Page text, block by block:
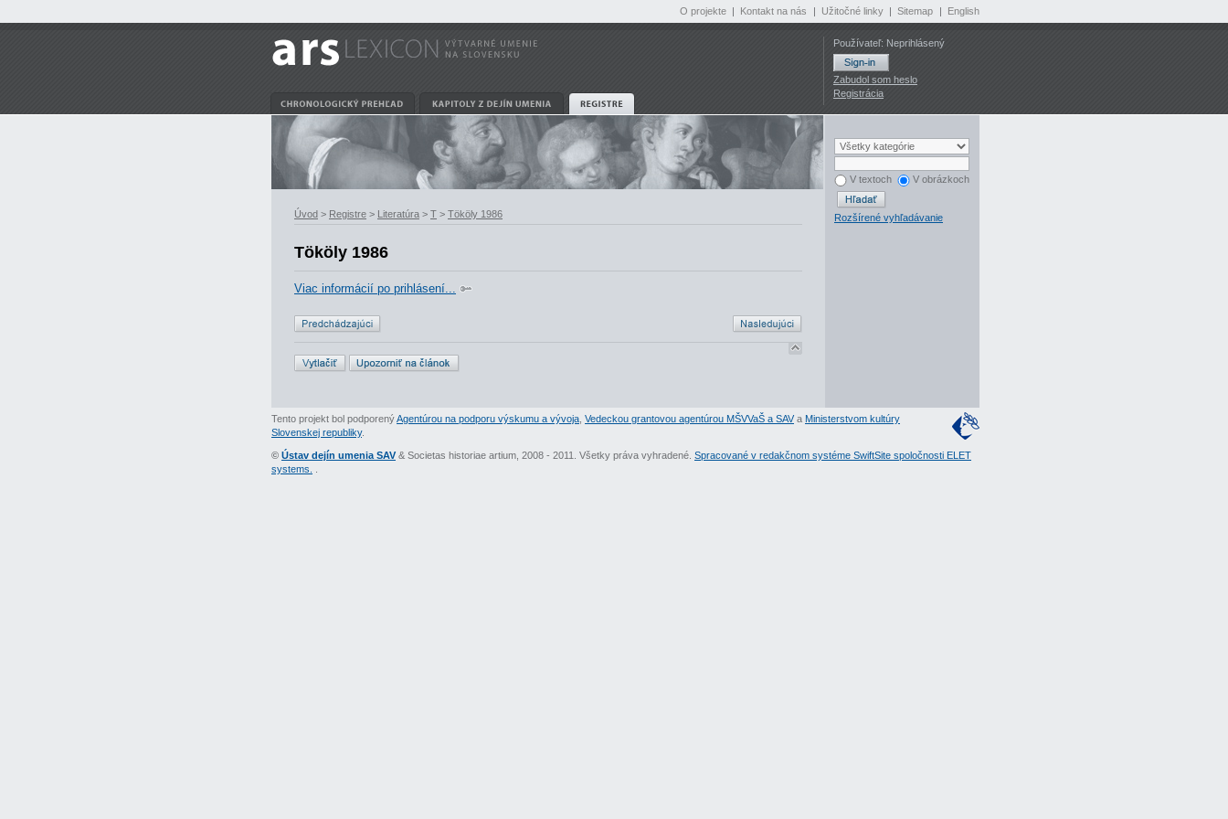
O projekte | Kontakt na nás | Užitočné linky | Sitemap | English
Používateľ: Neprihlásený
Zabudol som heslo
Registrácia
Úvod > Registre > Literatúra > T > Tököly 1986
Tököly 1986
Viac informácií po prihlásení...
V textoch V obrázkoch
Rozšírené vyhľadávanie
Tento projekt bol podporenýAgentúrou na podporu výskumu a vývoja Vedeckou grantovou agentúrou MŠVVaŠ a SAVa Ministerstvom kultúry
Slovenskej republiky.
© Ústav dejín umenia SAV & Societas historiae artium, 2008 - 2011. Všetky práva vyhradené. Spracované v redakčnom systéme SwiftSite spoločnosti ELET
systems.